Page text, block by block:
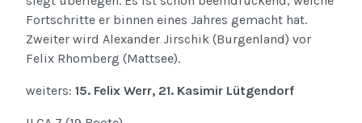
Fortschritte er binnen eines Jahres gemacht hat.
Zweiter wird Alexander Jirschik (Burgenland) vor
Felix Rhomberg (Mattsee).
weiters: 15. Felix Werr, 21. Kasimir Lütgendorf